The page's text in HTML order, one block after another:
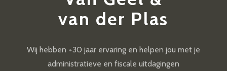
van der Plas
Wij hebben +30 jaar ervaring en helpen jou met je
administratieve en fiscale uitdagingen